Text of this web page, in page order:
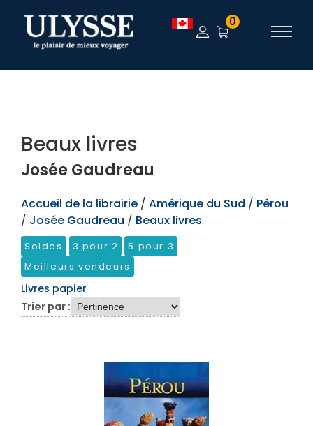
TEST 0
Beaux livres
Josée Gaudreau
Accueil de la librairie / Amérique du Sud / Pérou
/ Josée Gaudreau / Beaux livres
Soldes 3 pour 2
5 pour 3
Meilleurs vendeurs
Livres papier
Trier par :